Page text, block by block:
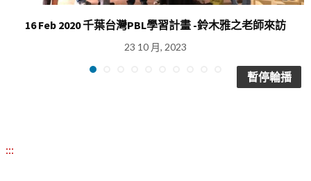
16 Feb 2020 千葉台灣PBL學習計畫 -鈴木雅之老師來訪
23 10 月, 2023
暫停輪播
:::